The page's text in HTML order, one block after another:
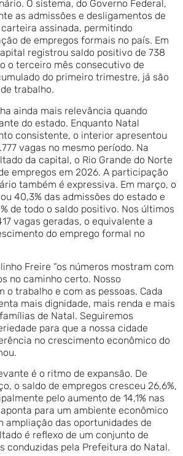
O sistema, do Governo Federal,
as admissões e desligamentos de
assinada, permitindo
de empregos formais no país. Em
registrou saldo positivo de 738
o terceiro mês consecutivo de
do primeiro trimestre, já são
trabalho.
ainda mais relevância quando
do estado. Enquanto Natal
consistente, o interior apresentou
vagas no mesmo período. Na
da capital, o Rio Grande do Norte
empregos em 2026. A participação
também é expressiva. Em março, o
40,3% das admissões do estado e
de todo o saldo positivo. Nos últimos
vagas geradas, o equivalente a
do emprego formal no
Freire “os números mostram com
no caminho certo. Nosso
o trabalho e com as pessoas. Cada
mais dignidade, mais renda e mais
de Natal. Seguiremos
para que a nossa cidade
no crescimento econômico do
é o ritmo de expansão. De
o saldo de empregos cresceu 26,6%,
pelo aumento de 14,1% nas
para um ambiente econômico
ampliação das oportunidades de
é reflexo de um conjunto de
conduzidas pela Prefeitura do Natal.